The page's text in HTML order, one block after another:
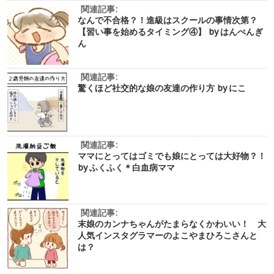
関連記事:
なんで不合格？！進級はスクールの事情次第？
【習い事を始めるタイミング④】 by はんぺんぎ
ん
関連記事:
驚くほど社交的な娘の友達の作り方 by にこ
関連記事:
ママにとってはゴミでも娘にとっては大好物？！
by ふくふく＊白血病ママ
関連記事:
末娘のカンナちゃんがたまらなくかわいい！ 大
人気インスタグラマーのよこやまひろこさんと
は？